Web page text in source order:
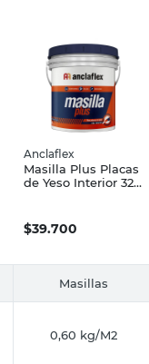
Anclaflex
Masilla Plus Placas
de Yeso Interior 32
$39.700
Masillas
0,60 kg/M2